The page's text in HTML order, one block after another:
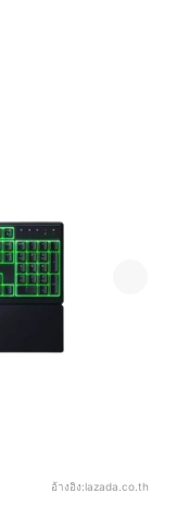
อ้างอิง:lazada.co.th